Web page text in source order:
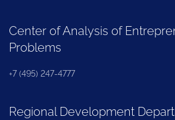
Center of Analysis of
Problems
+7 (495) 247-4777
Regional Development